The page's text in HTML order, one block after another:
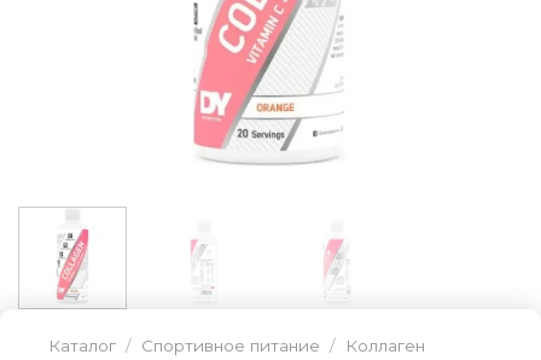
Каталог / Спортивное питание / Коллаген